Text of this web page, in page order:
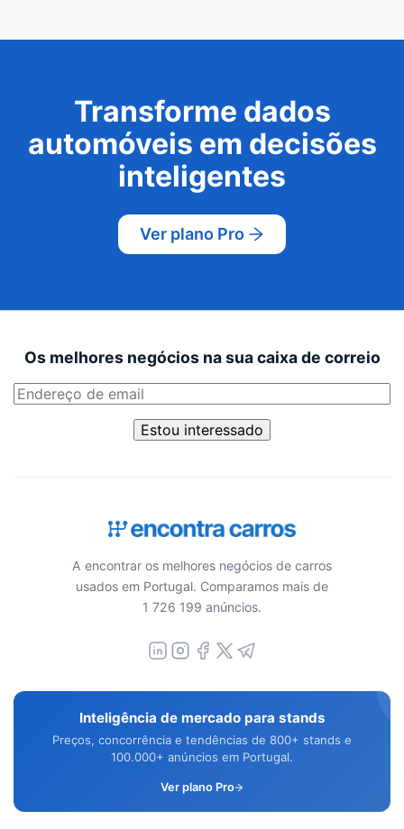
Transforme dados
automóveis em decisões
inteligentes
Ver plano Pro
Os melhores negócios na sua caixa de correio
Estou interessado
A encontrar os melhores negócios de carros
usados em Portugal. Comparamos mais de
1 726 199 anúncios.
Inteligência de mercado para stands
Preços, concorrência e tendências de 800+ stands e
100.000+ anúncios em Portugal.
Ver plano Pro